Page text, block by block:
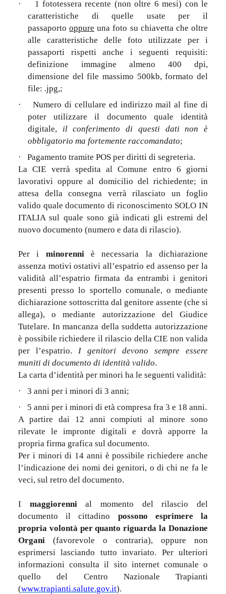
·
1 fototessera recente (non oltre 6 mesi) con le
caratteristiche di quelle usate per il
passaportooppure una foto su chiavetta che oltre
alle caratteristiche delle foto utilizzate per i
passaporti rispetti anche i seguenti requisiti:
definizione immagine almeno 400 dpi,
dimensione del file massimo 500kb, formato del
file: .jpg,;
·
Numero di cellulare ed indirizzo mail al fine di
poter utilizzare il documento quale identità
digitale, il conferimento di questi dati non è
obbligatorio ma fortemente raccomandato;
·
Pagamento tramite POS per diritti di segreteria.
La CIE verrà spedita al Comune entro 6 giorni
lavorativi oppure al domicilio del richiedente; in
attesa della consegna verrà rilasciato un foglio
valido quale documento di riconoscimento SOLO IN
ITALIA sul quale sono già indicati gli estremi del
nuovo documento (numero e data di rilascio).
Per i minorenni è necessaria la dichiarazione
assenza motivi ostativi all’espatrio ed assenso per la
validità all’espatrio firmata da entrambi i genitori
presenti presso lo sportello comunale, o mediante
dichiarazione sottoscritta dal genitore assente (che si
allega), o mediante autorizzazione del Giudice
Tutelare. In mancanza della suddetta autorizzazione
è possibile richiedere il rilascio della CIE non valida
per l’espatrio. I genitori devono sempre essere
muniti di documento di identità valido.
La carta d’identità per minori ha le seguenti validità:
·
3 anni per i minori di 3 anni;
·
5 anni per i minori di età compresa fra 3 e 18 anni.
A partire dai 12 anni compiuti al minore sono
rilevate le impronte digitali e dovrà apporre la
propria firma grafica sul documento.
Per i minori di 14 anni è possibile richiedere anche
l’indicazione dei nomi dei genitori, o di chi ne fa le
veci, sul retro del documento.
I maggiorenni al momento del rilascio del
documento il cittadino possono esprimere la
propria volontà per quanto riguarda la Donazione
Organi (favorevole o contraria), oppure non
esprimersi lasciando tutto invariato. Per ulteriori
informazioni consulta il sito internet comunale o
quello del Centro Nazionale Trapianti
(www.trapianti.salute.gov.it).